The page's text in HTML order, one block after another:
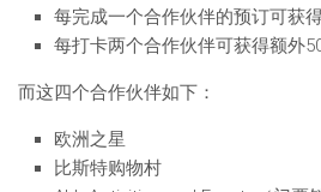
每完成一个合作伙伴的预订可获
每打卡两个合作伙伴可获得额外
而这四个合作伙伴如下：
欧洲之星
比斯特购物村